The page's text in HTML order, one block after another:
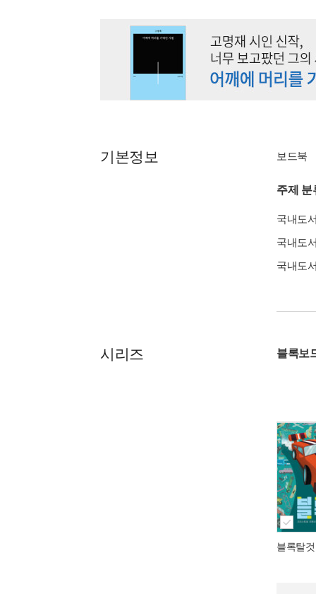
기본정보 보드북
주제 분
국내도
국내도
국내도
시리즈 블록보
블록탈것